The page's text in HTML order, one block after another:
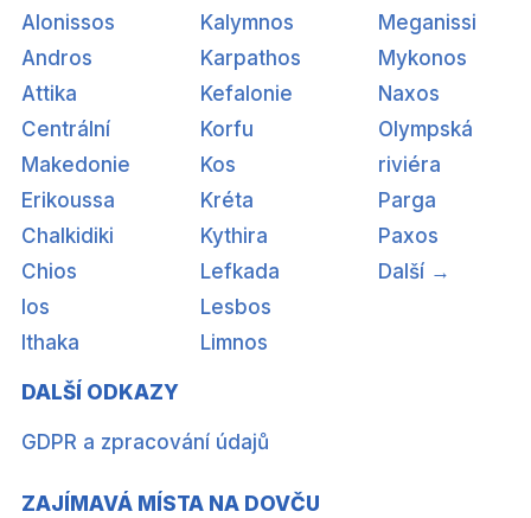
Alonissos
Andros
Attika
Centrální
Makedonie
Erikoussa
Chalkidiki
Chios
Ios
Ithaka
Kalymnos
Karpathos
Kefalonie
Korfu
Kos
Kréta
Kythira
Lefkada
Lesbos
Limnos
Meganissi
Mykonos
Naxos
Olympská
riviéra
Parga
Paxos
Další →
DALŠÍ ODKAZY
GDPR a zpracování údajů
ZAJÍMAVÁ MÍSTA NA DOVČU